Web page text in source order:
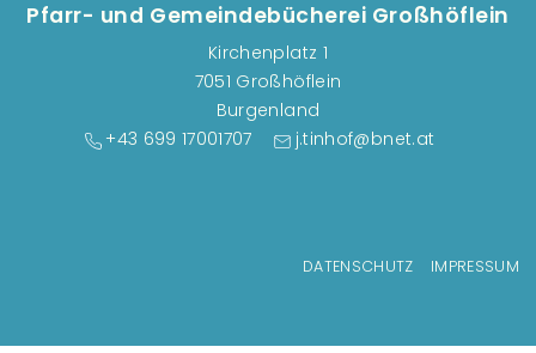
Pfarr- und Gemeindebücherei Großhöflein
Kirchenplatz 1
7051 Großhöflein
Burgenland
+43 699 17001707
j.tinhof@bnet.at
DATENSCHUTZ IMPRESSUM